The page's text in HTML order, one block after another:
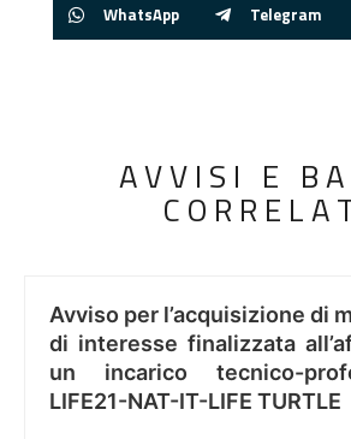
WhatsApp Telegram
AVVISI E
Avviso per l’acquisizione di
di interesse finalizzata
un incarico tecnico-
LIFE21-NAT-IT-LIFE TURTLE